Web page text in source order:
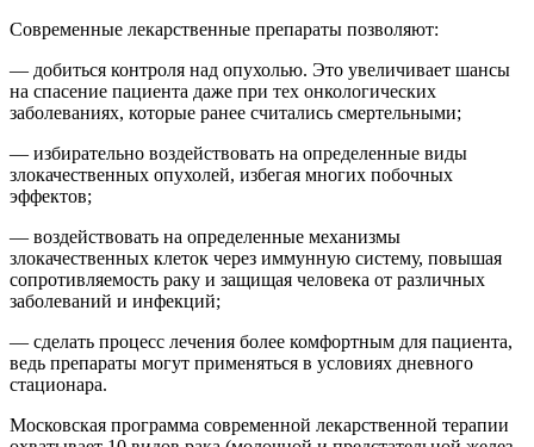
Современные лекарственные препараты позволяют:
— добиться контроля над опухолью. Это увеличивает шансы
на спасение пациента даже при тех онкологических
заболеваниях, которые ранее считались смертельными;
— избирательно воздействовать на определенные виды
злокачественных опухолей, избегая многих побочных
эффектов;
— воздействовать на определенные механизмы
злокачественных клеток через иммунную систему, повышая
сопротивляемость раку и защищая человека от различных
заболеваний и инфекций;
— сделать процесс лечения более комфортным для пациента,
ведь препараты могут применяться в условиях дневного
стационара.
Московская программа современной лекарственной терапии